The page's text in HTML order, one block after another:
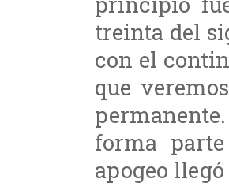
treinta del
con el
que
forma
apogeo